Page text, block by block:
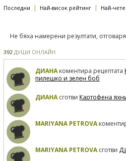
Последни | Най-висок рейтинг | Най-
Не бяха намерени резултати,
392 ДУШИ ОНЛАЙН
ДИАНАкоментира рецептата
пилешко и зелен боб
ДИАНАсготви Картофена
MARIYANA PETROVA
MARIYANA PETROVAсготви